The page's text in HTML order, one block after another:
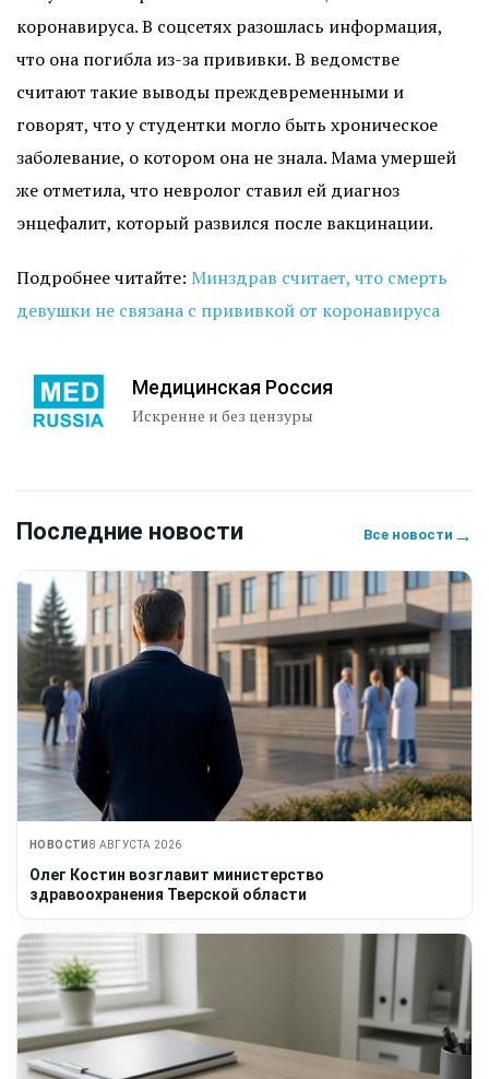
коронавируса. В соцсетях разошлась информация,
что она погибла из-за прививки. В ведомстве
считают такие выводы преждевременными и
говорят, что у студентки могло быть хроническое
заболевание, о котором она не знала. Мама умершей
же отметила, что невролог ставил ей диагноз
энцефалит, который развился после вакцинации.
Подробнее читайте: Минздрав считает, что смерть
девушки не связана с прививкой от коронавируса
Медицинская Россия
Искренне и без цензуры
Последние новости Все новости →
НОВОСТИ 8 АВГУСТА 2026
Олег Костин возглавит министерство
здравоохранения Тверской области